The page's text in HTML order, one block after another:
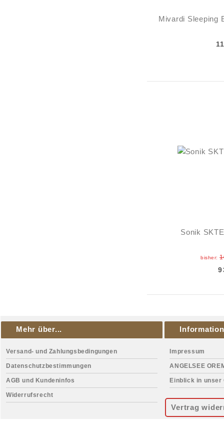
Mivardi Sleeping
Sonik
bisher:
Mehr über...
Versand- und Zahlungsbedingungen
Datenschutzbestimmungen
AGB und Kundeninfos
Widerrufsrecht
Impressum
ANGELSEE
Einblick in unser
Vertrag